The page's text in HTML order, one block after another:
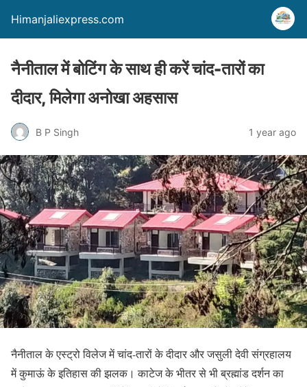
Himanjaliexpress.com
नैनीताल में बोटिंग के साथ ही करें चांद-तारों का
दीदार, मिलेगा अनोखा अहसास
B P Singh 1 year ago
नैनीताल के एस्ट्रो विलेज में चांद-तारों के दीदार और जसुली देवी संग्रहालय
में कुमाऊं के इतिहास की झलक। काटेज के भीतर से भी ब्रह्मांड दर्शन का